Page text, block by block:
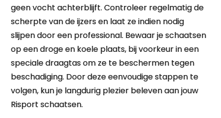
geen vocht achterblijft. Controleer regelmatig de
scherpte van de ijzers en laat ze indien nodig
slijpen door een professional. Bewaar je schaatsen
op een droge en koele plaats, bij voorkeur in een
speciale draagtas om ze te beschermen tegen
beschadiging. Door deze eenvoudige stappen te
volgen, kun je langdurig plezier beleven aan jouw
Risport schaatsen.